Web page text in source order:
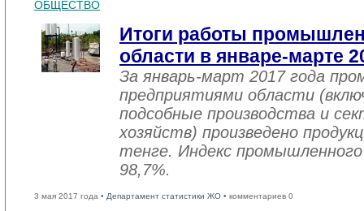
ОБЩЕСТВО
Итоги работы
области в январе-марте
За январь-март 2017 года
предприятиями области
подсобные производства и
хозяйств) произведено
тенге. Индекс
98,7%.
3 мая 2017 года • Департамент статистики ЖО • комментариев 0